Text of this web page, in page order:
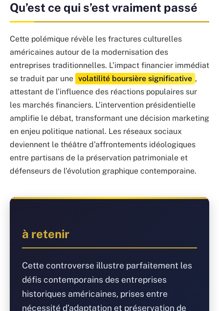
Qu’est ce qui s’est vraiment passé
Cette polémique révèle les fractures culturelles
américaines autour de la modernisation des
entreprises traditionnelles. L’impact financier immédiat
se traduit par une volatilité boursière significative ,
attestant de l’influence des réactions populaires sur
les marchés financiers. L’intervention présidentielle
amplifie le débat, transformant une décision marketing
en enjeu politique national. Les réseaux sociaux
deviennent le théâtre d’affrontements idéologiques
entre partisans de la préservation patrimoniale et
défenseurs de l’évolution graphique contemporaine.
à retenir
Cette controverse illustre parfaitement les
défis contemporains des entreprises
historiques américaines, prises entre
nécessité d’adaptation et préservation de